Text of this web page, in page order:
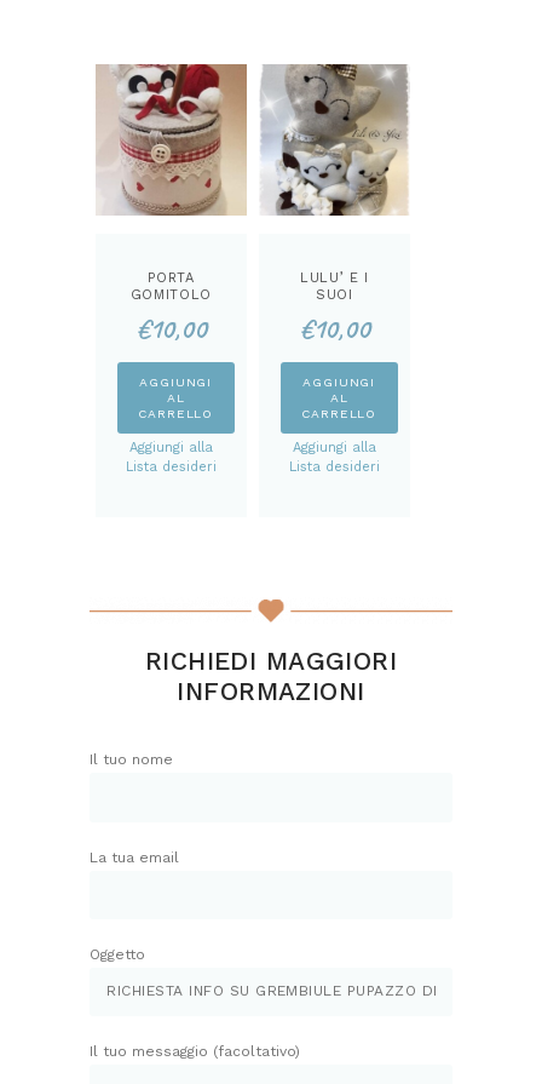
PORTA
GOMITOLO
CARTAMODEL
€10,00
AGGIUNGI
AL
CARRELLO
Aggiungi alla
Lista desideri
LULU’ E I
SUOI
CARTAMODEL
€10,00
AGGIUNGI
AL
CARRELLO
Aggiungi alla
Lista desideri
RICHIEDI MAGGIORI
INFORMAZIONI
Il tuo nome
La tua email
Oggetto
Il tuo messaggio (facoltativo)